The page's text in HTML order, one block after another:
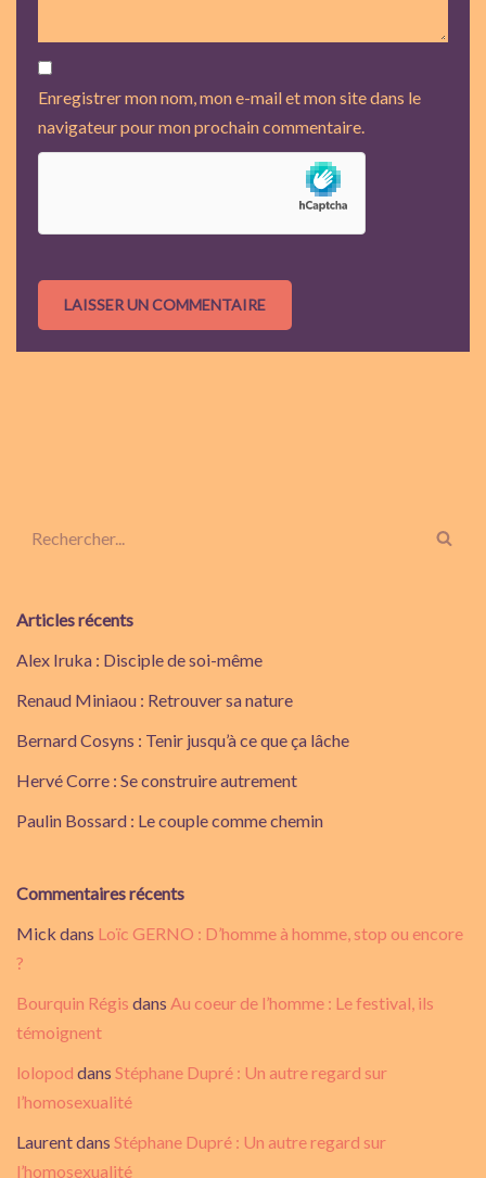
Enregistrer mon nom, mon e-mail et mon site dans le
navigateur pour mon prochain commentaire.
Articles récents
Alex Iruka : Disciple de soi-même
Renaud Miniaou : Retrouver sa nature
Bernard Cosyns : Tenir jusqu’à ce que ça lâche
Hervé Corre : Se construire autrement
Paulin Bossard : Le couple comme chemin
Commentaires récents
Mick dans Loïc GERNO : D’homme à homme, stop ou encore
?
Bourquin Régis dans Au coeur de l’homme : Le festival, ils
témoignent
lolopod dans Stéphane Dupré : Un autre regard sur
l’homosexualité
Laurentdans Stéphane Dupré : Un autre regard sur
l’homosexualité